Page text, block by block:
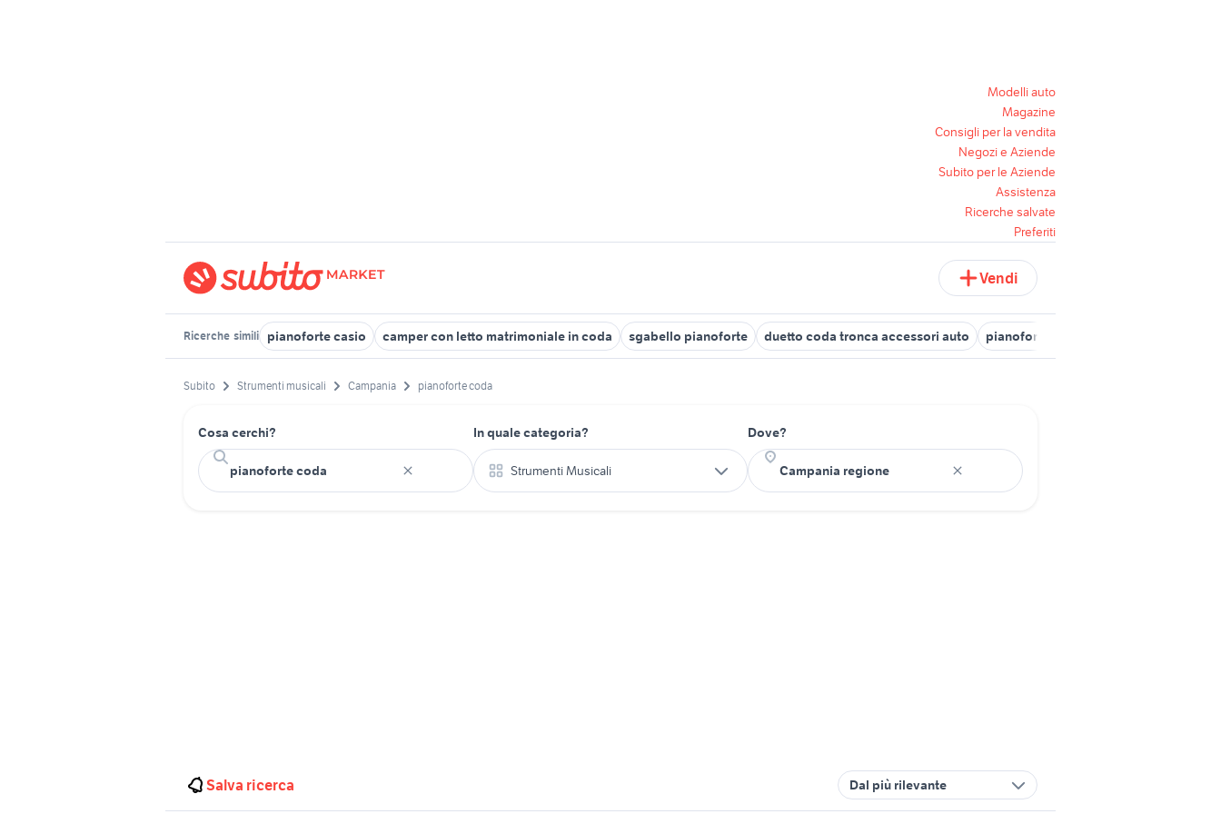
Modelli auto
Magazine
Consigli per la vendita
Negozi e Aziende
Subito per le Aziende
Assistenza
Ricerche salvate
Preferiti
Vendi
Ricerche simili pianoforte casio camper con letto matrimoniale in coda sgabello pianoforte duetto coda tronca accessori auto pianoforte mezza coda yamaha
Subito Strumenti musicali Campania pianoforte coda
Cosa cerchi? In quale categoria?
Strumenti Musicali
Dove?
Salva ricerca Dal più rilevante